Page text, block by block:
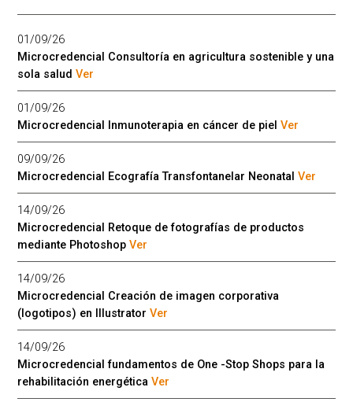
01/09/26
Microcredencial Consultoría en agricultura sostenible y una
sola saludVer
01/09/26
Microcredencial Inmunoterapia en cáncer de pielVer
09/09/26
Microcredencial Ecografía Transfontanelar NeonatalVer
14/09/26
Microcredencial Retoque de fotografías de productos
mediante PhotoshopVer
14/09/26
Microcredencial Creación de imagen corporativa
(logotipos) en IllustratorVer
14/09/26
Microcredencial fundamentos de One -Stop Shops para la
rehabilitación energéticaVer